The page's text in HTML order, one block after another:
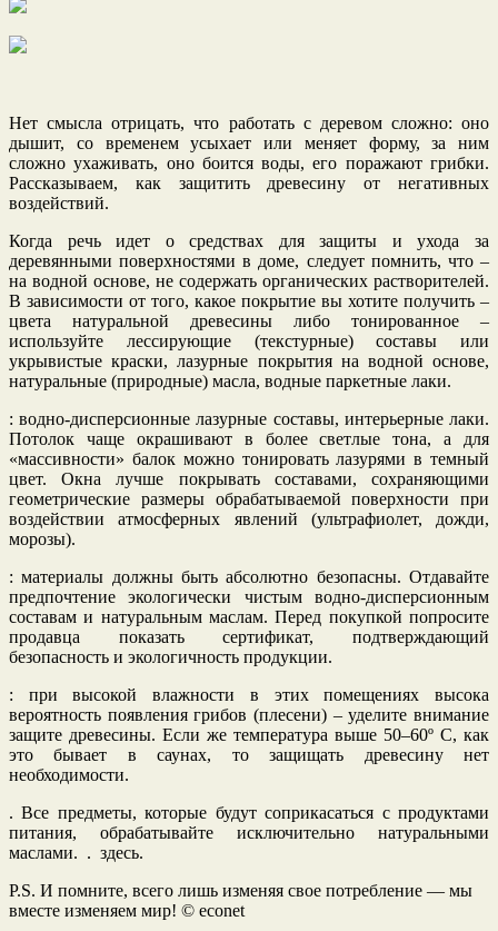
Нет смысла отрицать, что работать с деревом сложно: оно
дышит, со временем усыхает или меняет форму, за ним
сложно ухаживать, оно боится воды, его поражают грибки.
Рассказываем, как защитить древесину от негативных
воздействий.
Когда речь идет о средствах для защиты и ухода за
деревянными поверхностями в доме, следует помнить, что –
на водной основе, не содержать органических растворителей.
В зависимости от того, какое покрытие вы хотите получить –
цвета натуральной древесины либо тонированное –
используйте лессирующие (текстурные) составы или
укрывистые краски, лазурные покрытия на водной основе,
натуральные (природные) масла, водные паркетные лаки.
: водно-дисперсионные лазурные составы, интерьерные лаки.
Потолок чаще окрашивают в более светлые тона, а для
«массивности» балок можно тонировать лазурями в темный
цвет. Окна лучше покрывать составами, сохраняющими
геометрические размеры обрабатываемой поверхности при
воздействии атмосферных явлений (ультрафиолет, дожди,
морозы).
: материалы должны быть абсолютно безопасны. Отдавайте
предпочтение экологически чистым водно-дисперсионным
составам и натуральным маслам. Перед покупкой попросите
продавца показать сертификат, подтверждающий
безопасность и экологичность продукции.
: при высокой влажности в этих помещениях высока
вероятность появления грибов (плесени) – уделите внимание
защите древесины. Если же температура выше 50–60º С, как
это бывает в саунах, то защищать древесину нет
необходимости.
. Все предметы, которые будут соприкасаться с продуктами
питания, обрабатывайте исключительно натуральными
маслами. . здесь.
P.S. И помните, всего лишь изменяя свое потребление — мы
вместе изменяем мир! © econet